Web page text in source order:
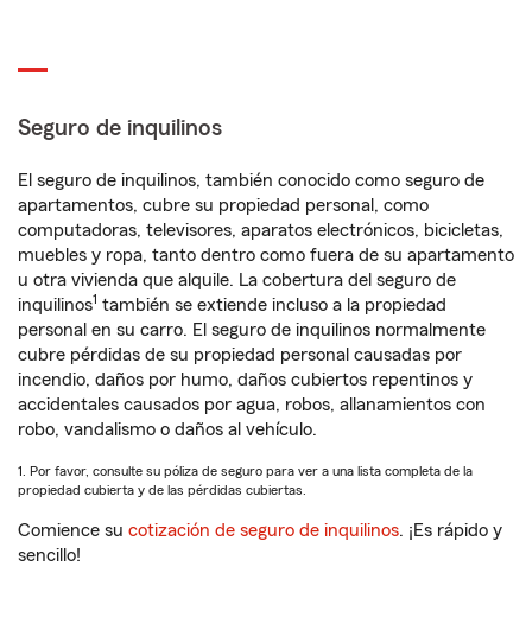
Seguro de inquilinos
El seguro de inquilinos, también conocido como seguro de
apartamentos, cubre su propiedad personal, como
computadoras, televisores, aparatos electrónicos, bicicletas,
muebles y ropa, tanto dentro como fuera de su apartamento
u otra vivienda que alquile. La cobertura del seguro de
inquilinos1 también se extiende incluso a la propiedad
personal en su carro. El seguro de inquilinos normalmente
cubre pérdidas de su propiedad personal causadas por
incendio, daños por humo, daños cubiertos repentinos y
accidentales causados por agua, robos, allanamientos con
robo, vandalismo o daños al vehículo.
1. Por favor, consulte su póliza de seguro para ver a una lista completa de la
propiedad cubierta y de las pérdidas cubiertas.
Comience su cotización de seguro de inquilinos. ¡Es rápido y
sencillo!